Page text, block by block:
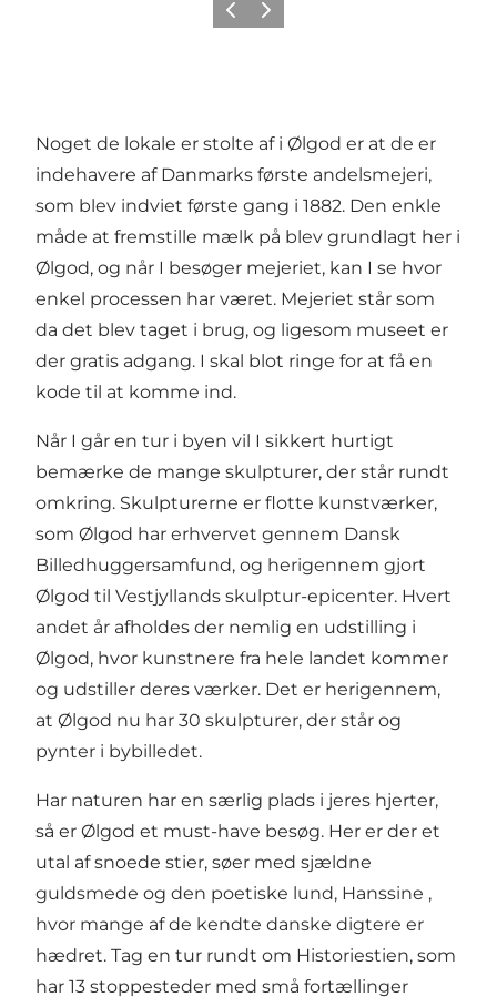
ForrigeNæste
Noget de lokale er stolte af i Ølgod er at de er
indehavere af Danmarks første andelsmejeri,
som blev indviet første gang i 1882. Den enkle
måde at fremstille mælk på blev grundlagt her i
Ølgod, og når I besøger mejeriet, kan I se hvor
enkel processen har været. Mejeriet står som
da det blev taget i brug, og ligesom museet er
der gratis adgang. I skal blot ringe for at få en
kode til at komme ind.
Når I går en tur i byen vil I sikkert hurtigt
bemærke de mange skulpturer, der står rundt
omkring. Skulpturerne er flotte kunstværker,
som Ølgod har erhvervet gennem Dansk
Billedhuggersamfund, og herigennem gjort
Ølgod til Vestjyllands skulptur-epicenter. Hvert
andet år afholdes der nemlig en udstilling i
Ølgod, hvor kunstnere fra hele landet kommer
og udstiller deres værker. Det er herigennem,
at Ølgod nu har 30 skulpturer, der står og
pynter i bybilledet.
Har naturen har en særlig plads i jeres hjerter,
så er Ølgod et must-have besøg. Her er der et
utal af snoede stier, søer med sjældne
guldsmede og den poetiske lund, Hanssine ,
hvor mange af de kendte danske digtere er
hædret. Tag en tur rundt om Historiestien, som
har 13 stoppesteder med små fortællinger